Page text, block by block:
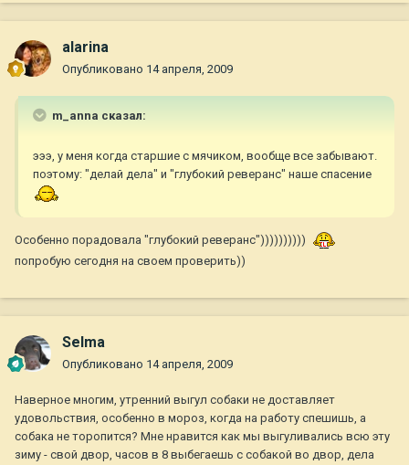
alarina
Опубликовано 14 апреля, 2009
m_anna сказал:
эээ, у меня когда старшие с мячиком, вообще все забывают.
поэтому: "делай дела" и "глубокий реверанс" наше спасение
Особенно порадовала "глубокий реверанс"))))))))))
попробую сегодня на своем проверить))
Selma
Опубликовано 14 апреля, 2009
Наверное многим, утренний выгул собаки не доставляет
удовольствия, особенно в мороз, когда на работу спешишь, а
собака не торопится? Мне нравится как мы выгуливались всю эту
зиму - свой двор, часов в 8 выбегаешь с собакой во двор, дела